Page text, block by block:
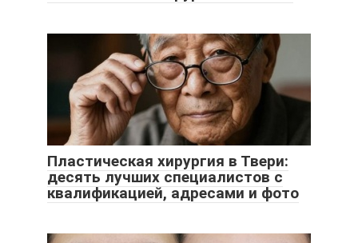
Пластическая хирургия в Твери:
десять лучших специалистов с
квалификацией, адресами и фото